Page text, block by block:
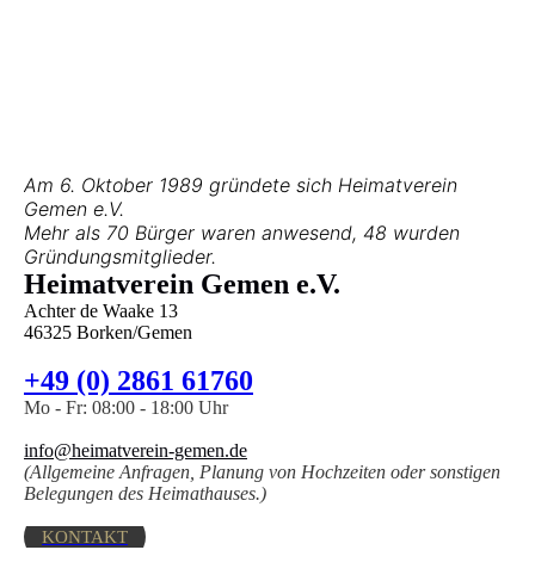
Am 6. Oktober 1989 gründete sich Heimatverein
Gemen e.V.
Mehr als 70 Bürger waren anwesend, 48 wurden
Gründungsmitglieder.
Heimatverein Gemen e.V.
Achter de Waake 13
46325 Borken/Gemen
+49 (0) 2861 61760
Mo - Fr: 08:00 - 18:00 Uhr
info@heimatverein-gemen.de
(Allgemeine Anfragen, Planung von Hochzeiten oder sonstigen
Belegungen des Heimathauses.)
KONTAKT